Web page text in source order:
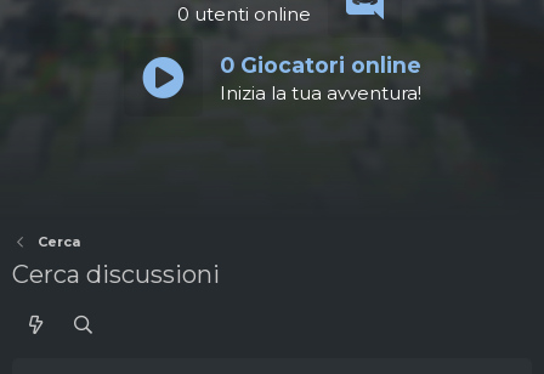
0 utenti online
0Giocatori online
Inizia la tua avventura!
Cerca
Cerca discussioni